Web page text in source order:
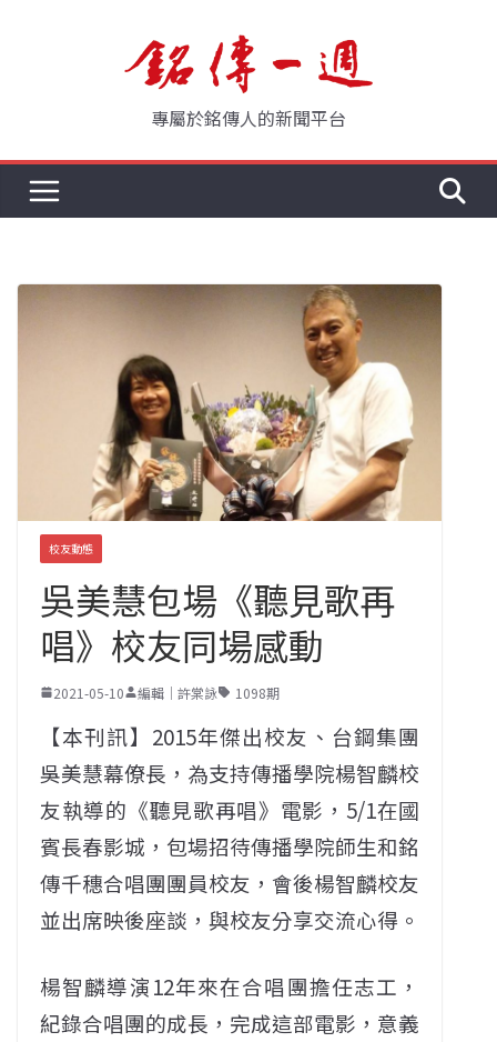
專屬於銘傳人的新聞平台
校友動態
吳美慧包場《聽見歌再
唱》校友同場感動
2021-05-10 編輯｜許棠詠 1098期
【本刊訊】2015年傑出校友、台鋼集團
吳美慧幕僚長，為支持傳播學院楊智麟校
友執導的《聽見歌再唱》電影，5/1在國
賓長春影城，包場招待傳播學院師生和銘
傳千穗合唱團團員校友，會後楊智麟校友
並出席映後座談，與校友分享交流心得。
楊智麟導演12年來在合唱團擔任志工，
紀錄合唱團的成長，完成這部電影，意義